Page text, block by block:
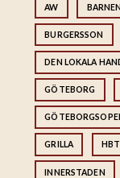
AW
BURGERSSON
DEN LOKALA
GÖTEBORG
GRILLA
INNERSTADEN